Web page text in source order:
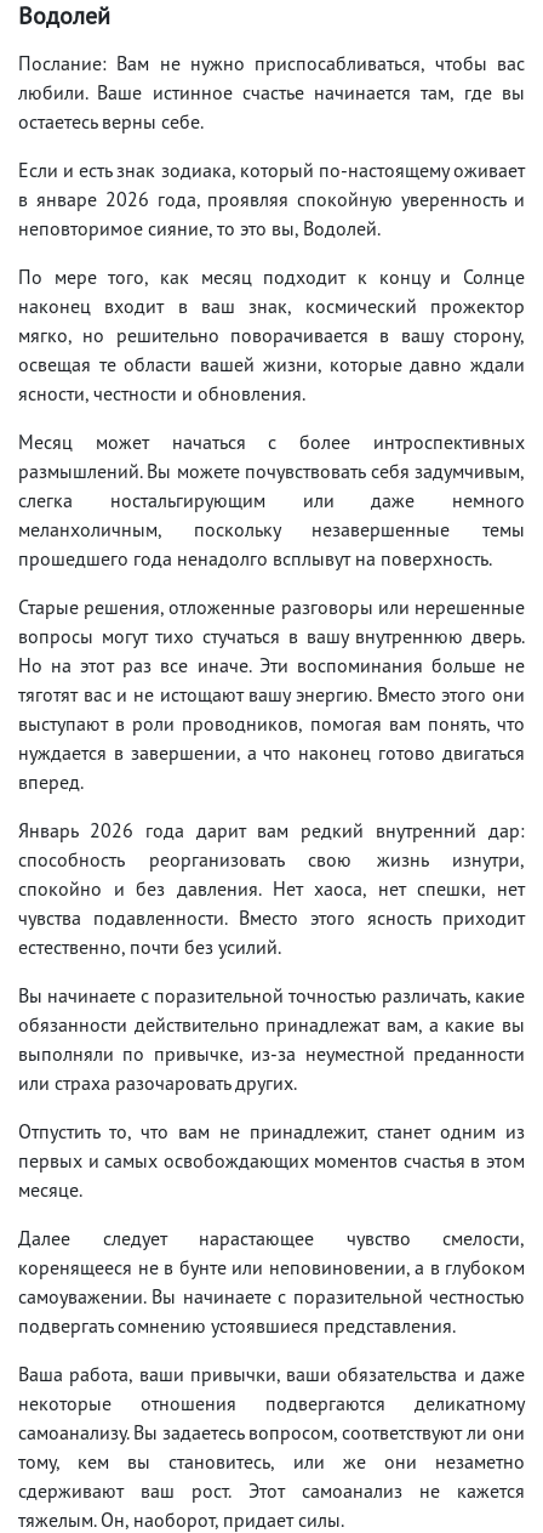
Водолей
Послание: Вам не нужно приспосабливаться, чтобы вас
любили. Ваше истинное счастье начинается там, где вы
остаетесь верны себе.
Если и есть знак зодиака, который по-настоящему оживает
в январе 2026 года, проявляя спокойную уверенность и
неповторимое сияние, то это вы, Водолей.
По мере того, как месяц подходит к концу и Солнце
наконец входит в ваш знак, космический прожектор
мягко, но решительно поворачивается в вашу сторону,
освещая те области вашей жизни, которые давно ждали
ясности, честности и обновления.
Месяц может начаться с более интроспективных
размышлений. Вы можете почувствовать себя задумчивым,
слегка ностальгирующим или даже немного
меланхоличным, поскольку незавершенные темы
прошедшего года ненадолго всплывут на поверхность.
Старые решения, отложенные разговоры или нерешенные
вопросы могут тихо стучаться в вашу внутреннюю дверь.
Но на этот раз все иначе. Эти воспоминания больше не
тяготят вас и не истощают вашу энергию. Вместо этого они
выступают в роли проводников, помогая вам понять, что
нуждается в завершении, а что наконец готово двигаться
вперед.
Январь 2026 года дарит вам редкий внутренний дар:
способность реорганизовать свою жизнь изнутри,
спокойно и без давления. Нет хаоса, нет спешки, нет
чувства подавленности. Вместо этого ясность приходит
естественно, почти без усилий.
Вы начинаете с поразительной точностью различать, какие
обязанности действительно принадлежат вам, а какие вы
выполняли по привычке, из-за неуместной преданности
или страха разочаровать других.
Отпустить то, что вам не принадлежит, станет одним из
первых и самых освобождающих моментов счастья в этом
месяце.
Далее следует нарастающее чувство смелости,
коренящееся не в бунте или неповиновении, а в глубоком
самоуважении. Вы начинаете с поразительной честностью
подвергать сомнению устоявшиеся представления.
Ваша работа, ваши привычки, ваши обязательства и даже
некоторые отношения подвергаются деликатному
самоанализу. Вы задаетесь вопросом, соответствуют ли они
тому, кем вы становитесь, или же они незаметно
сдерживают ваш рост. Этот самоанализ не кажется
тяжелым. Он, наоборот, придает силы.